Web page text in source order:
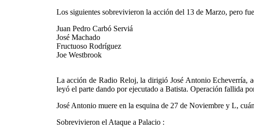
Los siguientes sobrevivieron la acción del 13 de Marzo, pero
Juan Pedro Carbó Serviá
José Machado
Fructuoso Rodríguez
Joe Westbrook
La acción de Radio Reloj, la dirigió José Antonio Echeverría,
leyó el parte dando por ejecutado a Batista. Operación fallida
José Antonio muere en la esquina de 27 de Noviembre y L,
Sobrevivieron el Ataque a Palacio :